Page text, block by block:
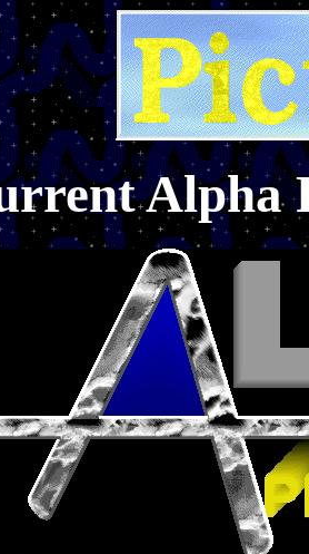
Alpha